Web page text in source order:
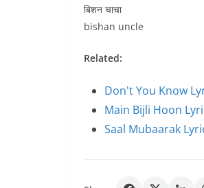
बिशन चाचा
bishan uncle
Related:
Don't You Know
Main Bijli Hoon
Saal Mubaarak